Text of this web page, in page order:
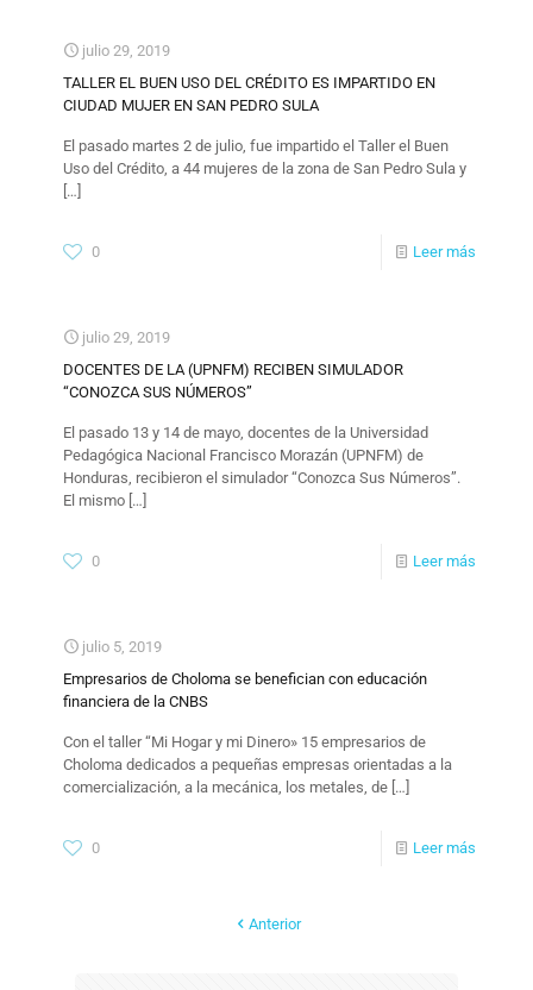
julio 29, 2019
TALLER EL BUEN USO DEL CRÉDITO ES IMPARTIDO EN
CIUDAD MUJER EN SAN PEDRO SULA
El pasado martes 2 de julio, fue impartido el Taller el Buen
Uso del Crédito, a 44 mujeres de la zona de San Pedro Sula y
[…]
0 Leer más
julio 29, 2019
DOCENTES DE LA (UPNFM) RECIBEN SIMULADOR
“CONOZCA SUS NÚMEROS”
El pasado 13 y 14 de mayo, docentes de la Universidad
Pedagógica Nacional Francisco Morazán (UPNFM) de
Honduras, recibieron el simulador “Conozca Sus Números”.
El mismo […]
0 Leer más
julio 5, 2019
Empresarios de Choloma se benefician con educación
financiera de la CNBS
Con el taller “Mi Hogar y mi Dinero» 15 empresarios de
Choloma dedicados a pequeñas empresas orientadas a la
comercialización, a la mecánica, los metales, de […]
0 Leer más
Anterior